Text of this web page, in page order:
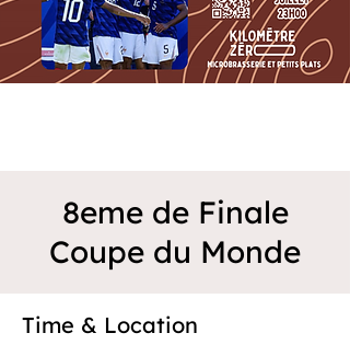
8eme de Finale
Coupe du Monde
Time & Location